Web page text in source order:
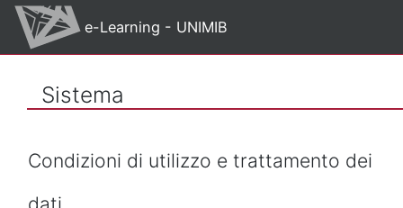
Vai al contenuto principale
e-Learning - UNIMIB
Sistema
Condizioni di utilizzo e trattamento dei